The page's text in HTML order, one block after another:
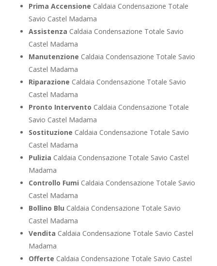
Prima Accensione Caldaia Condensazione Totale
Savio Castel Madama
Assistenza Caldaia Condensazione Totale Savio
Castel Madama
Manutenzione Caldaia Condensazione Totale Savio
Castel Madama
Riparazione Caldaia Condensazione Totale Savio
Castel Madama
Pronto Intervento Caldaia Condensazione Totale
Savio Castel Madama
Sostituzione Caldaia Condensazione Totale Savio
Castel Madama
Pulizia Caldaia Condensazione Totale Savio Castel
Madama
Controllo Fumi Caldaia Condensazione Totale Savio
Castel Madama
Bollino Blu Caldaia Condensazione Totale Savio
Castel Madama
Vendita Caldaia Condensazione Totale Savio Castel
Madama
Offerte Caldaia Condensazione Totale Savio Castel